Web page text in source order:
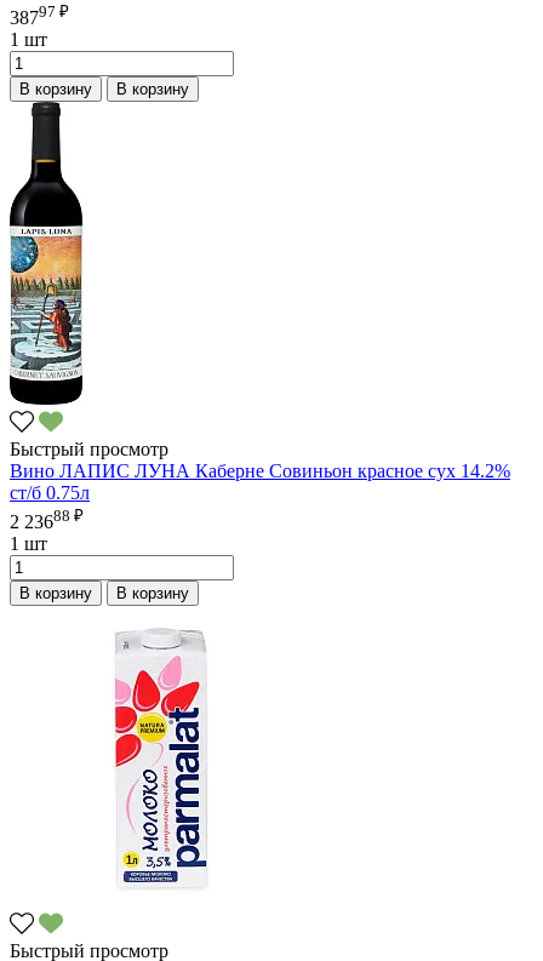
38797 ₽
1 шт
В корзину В корзину
Быстрый просмотр
Вино ЛАПИС ЛУНА Каберне Совиньон красное сух 14.2%
ст/б 0.75л
2 23688 ₽
1 шт
В корзину В корзину
Быстрый просмотр